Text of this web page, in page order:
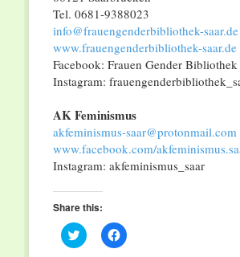
Tel. 0681-9388023
info@frauengenderbibliothek-saar.de
www.frauengenderbibliothek-saar.de
Facebook: Frauen Gender Bibliothek
Instagram:
AK Feminismus
akfeminismus-saar@protonmail.com
www.facebook.com/
Instagram: akfeminismus_saar
Share this:
Click
to
Click
to